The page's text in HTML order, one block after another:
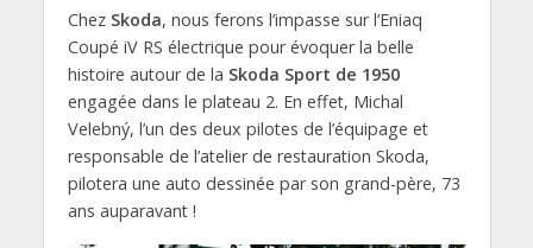
Chez Skoda, nous ferons l’impasse sur l’Eniaq
Coupé iV RS électrique pour évoquer la belle
histoire autour de la Skoda Sport de 1950
engagée dans le plateau 2. En effet, Michal
Velebný, l’un des deux pilotes de l’équipage et
responsable de l’atelier de restauration Skoda,
pilotera une auto dessinée par son grand-père, 73
ans auparavant !